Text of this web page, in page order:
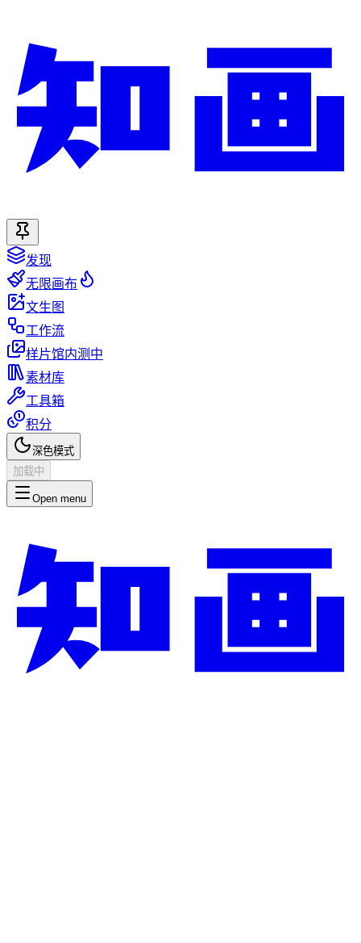
发现
无限画布
文生图
工作流
样片馆内测中
素材库
工具箱
积分
深色模式
加载中
Open menu